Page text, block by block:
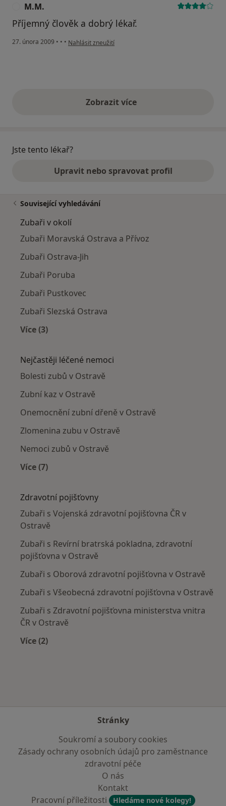
M.M.
Příjemný člověk a dobrý lékař.
27. února 2009 • • • podle názoru uživatele M.M.
Nahlásit zneužití
Zobrazit vícevýše uvedené názory
Jste tento lékař?
Upravit nebo spravovat profil
Související vyhledávání
Zubaři v okolí
Zubaři Moravská Ostrava a Přívoz
Zubaři Ostrava-Jih
Zubaři Poruba
Zubaři Pustkovec
Zubaři Slezská Ostrava
Více (3)
Nejčastěji léčené nemoci
Bolesti zubů v Ostravě
Zubní kaz v Ostravě
Onemocnění zubní dřeně v Ostravě
Zlomenina zubu v Ostravě
Nemoci zubů v Ostravě
Více (7)
Zdravotní pojišťovny
Zubaři s Vojenská zdravotní pojišťovna ČR v
Ostravě
Zubaři s Revírní bratrská pokladna, zdravotní
pojišťovna v Ostravě
Zubaři s Oborová zdravotní pojišťovna v Ostravě
Zubaři s Všeobecná zdravotní pojišťovna v Ostravě
Zubaři s Zdravotní pojišťovna ministerstva vnitra
ČR v Ostravě
Více (2)
Stránky
Soukromí a soubory cookies
Zásady ochrany osobních údajů pro zaměstnance
zdravotní péče
O nás
Kontakt
Pracovní příležitosti
Hledáme nové kolegy!